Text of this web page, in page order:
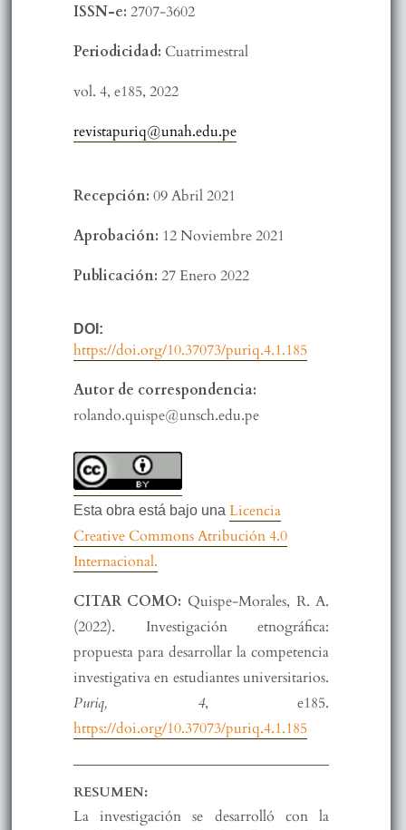
ISSN-e: 2707-3602
Periodicidad: Cuatrimestral
vol. 4, e185, 2022
revistapuriq@unah.edu.pe
Recepción: 09 Abril 2021
Aprobación: 12 Noviembre 2021
Publicación: 27 Enero 2022
DOI:
https://doi.org/10.37073/puriq.4.1.185
Autor de correspondencia:
rolando.quispe@unsch.edu.pe
Esta obra está bajo una Licencia
Creative Commons Atribución 4.0
Internacional.
CITAR COMO: Quispe-Morales, R. A.
(2022). Investigación etnográfica:
propuesta para desarrollar la competencia
investigativa en estudiantes universitarios.
Puriq, 4, e185.
https://doi.org/10.37073/puriq.4.1.185
RESUMEN:
La investigación se desarrolló con la